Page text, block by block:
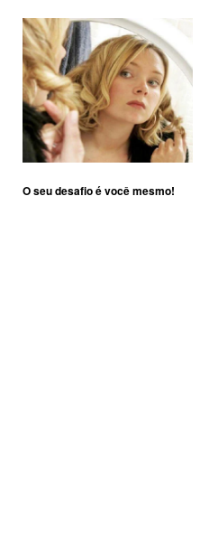
O seu desafio é você mesmo!